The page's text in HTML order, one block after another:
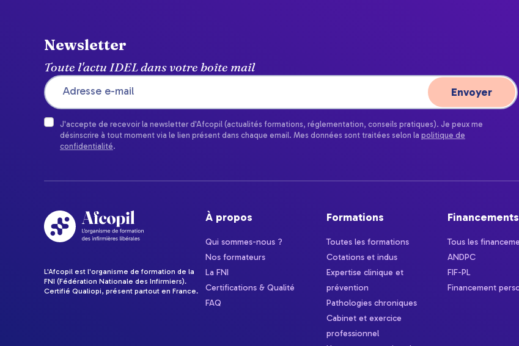
Newsletter
Toute l'actu IDEL dans votre boîte mail
J'accepte de recevoir la newsletter d'Afcopil (actualités formations, réglementation, conseils pratiques). Je peux me
désinscrire à tout moment via le lien présent dans chaque email. Mes données sont traitées selon la politique de
confidentialité.
L'Afcopil est l'organisme de formation de la
FNI (Fédération Nationale des Infirmiers).
Certifié Qualiopi, présent partout en France.
À propos
Qui sommes-nous ?
Nos formateurs
La FNI
Certifications & Qualité
FAQ
Formations
Toutes les formations
Cotations et indus
Expertise clinique et
prévention
Pathologies chroniques
Cabinet et exercice
professionnel
Financements
Tous les
ANDPC
FIF-PL
Financement